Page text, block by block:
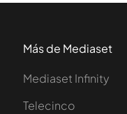
Más de Mediaset
Mediaset Infinity
Telecinco